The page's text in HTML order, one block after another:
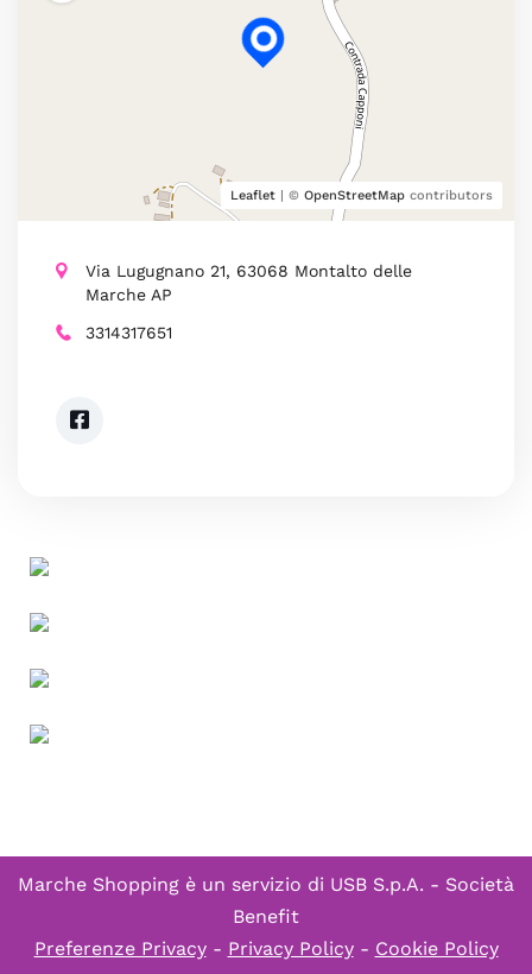
Leaflet | © OpenStreetMap contributors
Via Lugugnano 21, 63068 Montalto delle
Marche AP
3314317651
Marche Shopping è un servizio di USB S.p.A. - Società
Benefit
Preferenze Privacy- Privacy Policy- Cookie Policy